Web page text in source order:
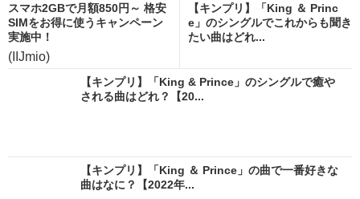
スマホ2GBで月額850円～ 格安
SIMをお得に使うキャンペーン
実施中！
(IIJmio)
【キンプリ】「King ＆ Princ
e」のシングルでこれからも聞き
たい曲はどれ...
【キンプリ】「King & Prince」のシングルで癒や
される曲はどれ？【20...
【キンプリ】「King ＆ Prince」の曲で一番好きな
曲はなに？【2022年...